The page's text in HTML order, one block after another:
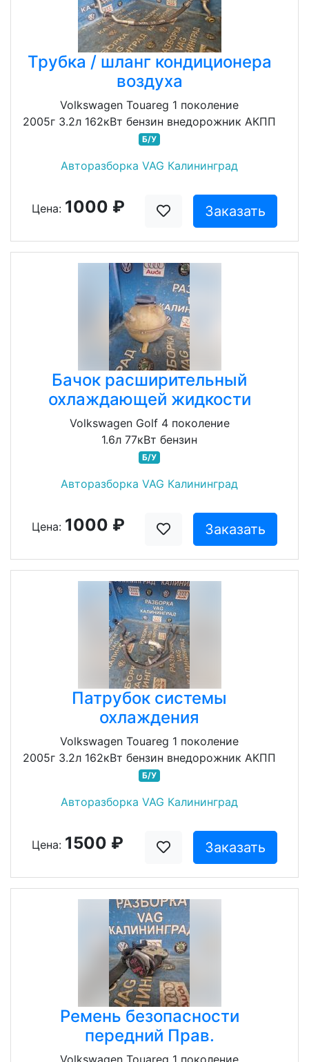
Трубка / шланг кондиционера
воздуха
Volkswagen Touareg 1 поколение
2005г 3.2л 162кВт бензин внедорожник АКПП
Б/У
Авторазборка VAG Калининград
Цена: 1000 ₽ Заказать
Бачок расширительный
охлаждающей жидкости
Volkswagen Golf 4 поколение
1.6л 77кВт бензин
Б/У
Авторазборка VAG Калининград
Цена: 1000 ₽ Заказать
Патрубок системы
охлаждения
Volkswagen Touareg 1 поколение
2005г 3.2л 162кВт бензин внедорожник АКПП
Б/У
Авторазборка VAG Калининград
Цена: 1500 ₽ Заказать
Ремень безопасности
передний Прав.
Volkswagen Touareg 1 поколение